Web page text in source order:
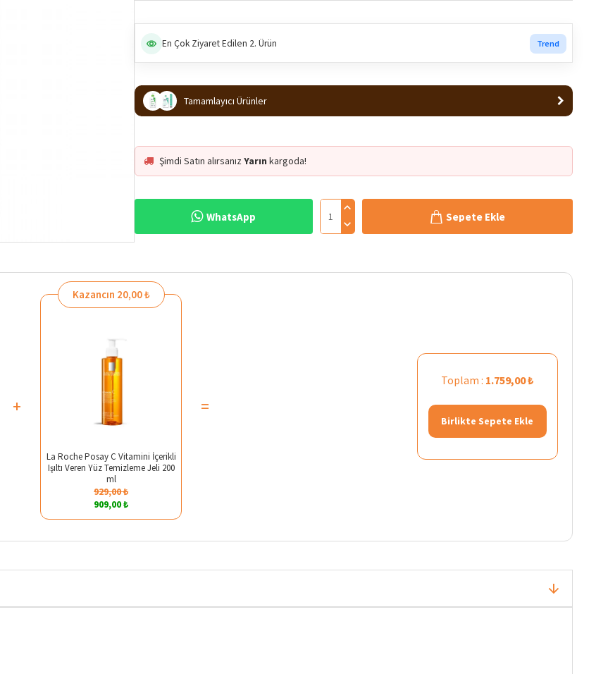
En Çok Ziyaret Edilen 2. Ürün Trend
Tamamlayıcı Ürünler
Şimdi Satın alırsanızYarın kargoda!
WhatsApp Sepete Ekle
+
Kazancın 20,00 ₺
La Roche Posay C Vitamini İçerikli
Işıltı Veren Yüz Temizleme Jeli 200
ml
929,00 ₺
909,00 ₺
=
Toplam : 1.759,00 ₺
Birlikte Sepete Ekle